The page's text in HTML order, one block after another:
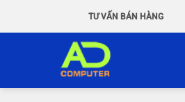
TƯ VẤN BÁN HÀNG